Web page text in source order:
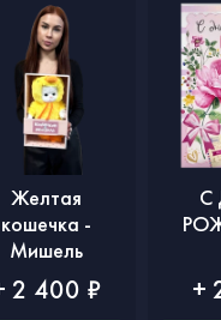
Желтая
кошечка -
Мишель
2 400 ₽
С
+